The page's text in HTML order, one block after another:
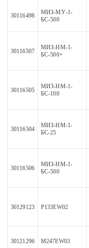
30116498
МИЗ-МУ-1-
БС-500
30116507
МИЗ-НМ-1-
БС-500+
30116505
МИЗ-НМ-1-
БС-100
30116504
МИЗ-НМ-1-
БС-25
30116506
МИЗ-НМ-1-
БС-500
30129123 P133EW02
30121296 M247EW03